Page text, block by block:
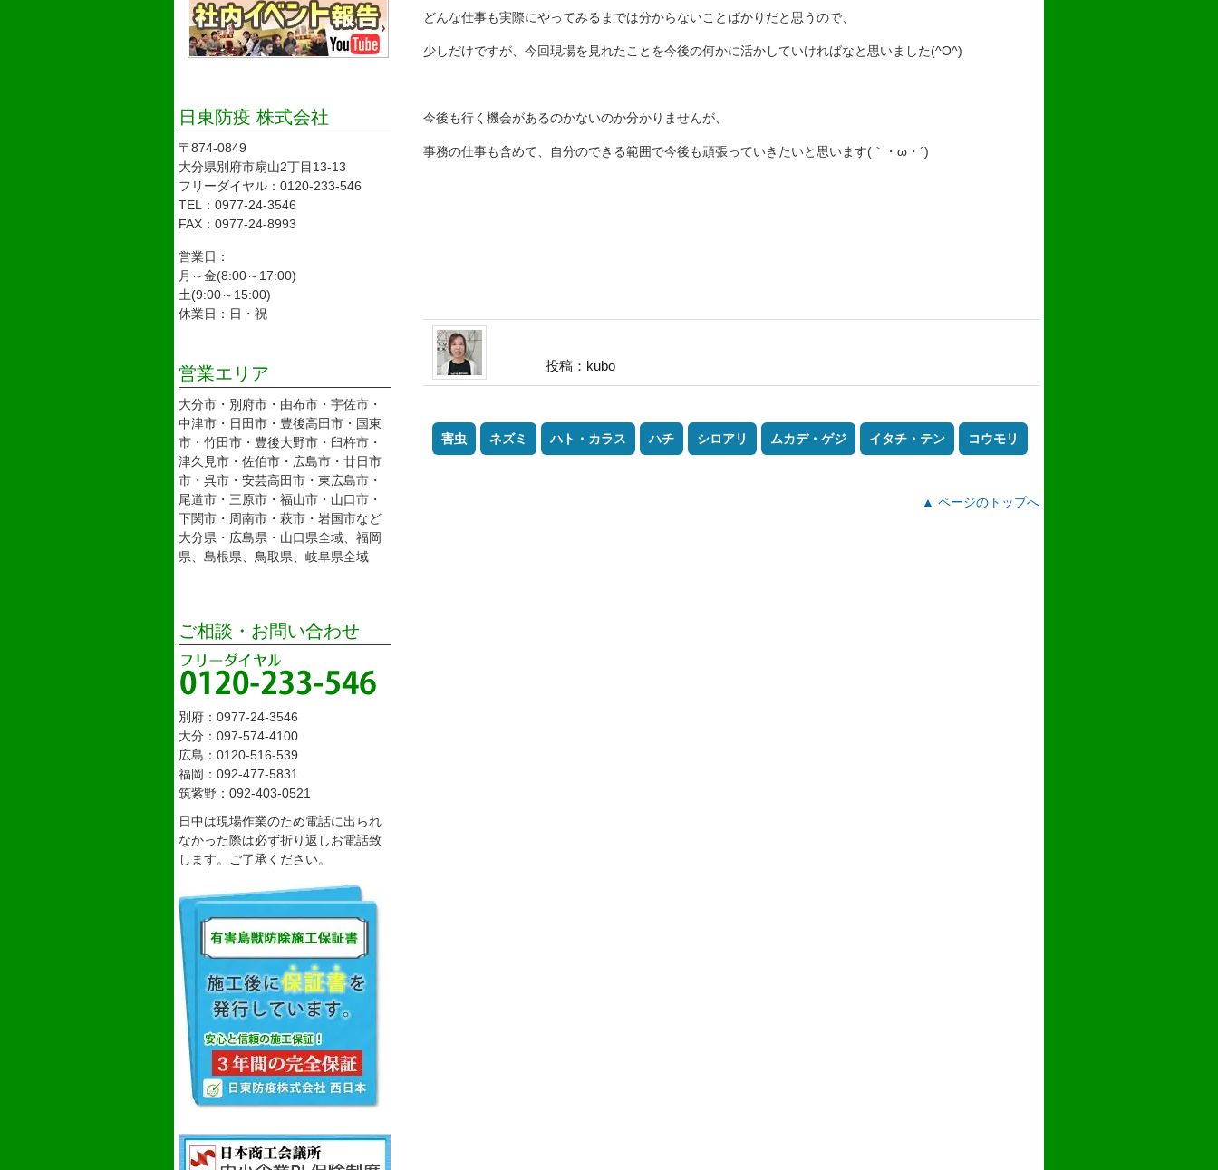
どんな仕事も実際にやってみるまでは分からないことばかりだと思うので、
少しだけですが、今回現場を見れたことを今後の何かに活かしていければなと思いました(^O^)
今後も行く機会があるのかないのか分かりませんが、
事務の仕事も含めて、自分のできる範囲で今後も頑張っていきたいと思います(｀・ω・´)ゞ
投稿：kubo
害虫 ネズミ ハト・カラス ハチ シロアリ ムカデ・ゲジ イタチ・テン コウモリ
▲ ページのトップへ
日東防疫 株式会社
〒874-0849
大分県別府市扇山2丁目13-13
フリーダイヤル：0120-233-546
TEL：0977-24-3546
FAX：0977-24-8993
営業日：
月～金(8:00～17:00)
土(9:00～15:00)
休業日：日・祝
営業エリア
大分市・別府市・由布市・宇佐市・
中津市・日田市・豊後高田市・国東
市・竹田市・豊後大野市・臼杵市・
津久見市・佐伯市・広島市・廿日市
市・呉市・安芸高田市・東広島市・
尾道市・三原市・福山市・山口市・
下関市・周南市・萩市・岩国市など
大分県・広島県・山口県全域、福岡
県、島根県、鳥取県、岐阜県全域
ご相談・お問い合わせ
別府：0977-24-3546
大分：097-574-4100
広島：0120-516-539
福岡：092-477-5831
筑紫野：092-403-0521
日中は現場作業のため電話に出られ
なかった際は必ず折り返しお電話致
します。ご了承ください。